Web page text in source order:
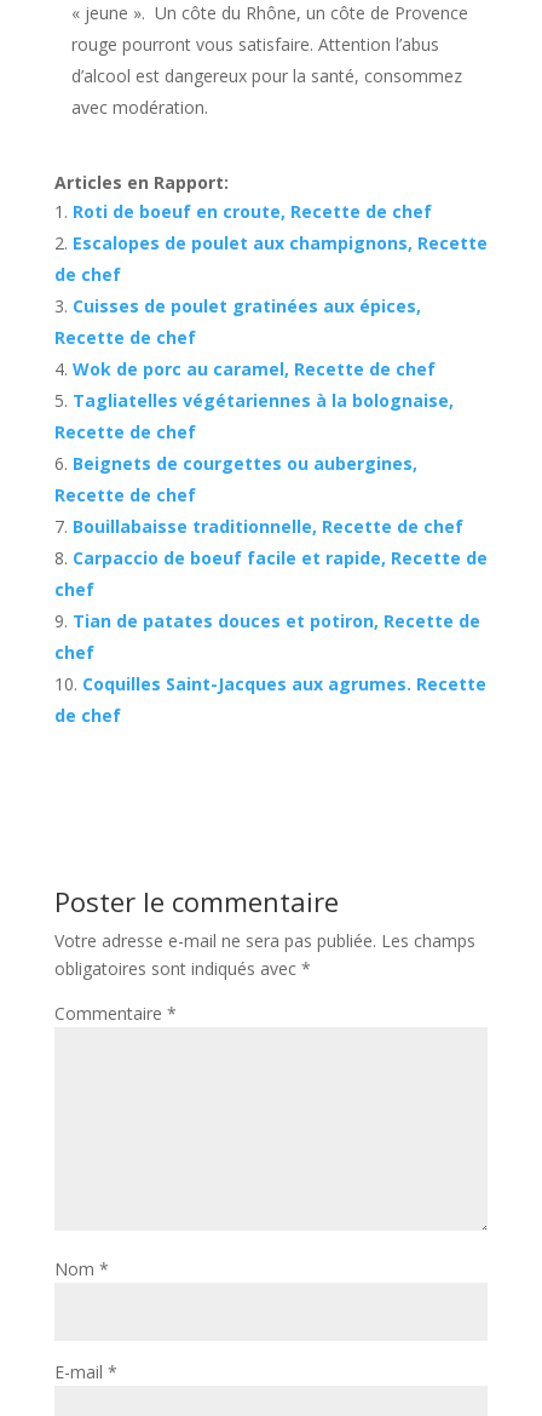
« jeune ». Un côte du Rhône, un côte de Provence
rouge pourront vous satisfaire. Attention l’abus
d’alcool est dangereux pour la santé, consommez
avec modération.
Articles en Rapport:
Roti de boeuf en croute, Recette de chef
Escalopes de poulet aux champignons, Recette
de chef
Cuisses de poulet gratinées aux épices,
Recette de chef
Wok de porc au caramel, Recette de chef
Tagliatelles végétariennes à la bolognaise,
Recette de chef
Beignets de courgettes ou aubergines,
Recette de chef
Bouillabaisse traditionnelle, Recette de chef
Carpaccio de boeuf facile et rapide, Recette de
chef
Tian de patates douces et potiron, Recette de
chef
Coquilles Saint-Jacques aux agrumes. Recette
de chef
Poster le commentaire
Votre adresse e-mail ne sera pas publiée. Les champs
obligatoires sont indiqués avec *
Commentaire *
Nom *
E-mail *